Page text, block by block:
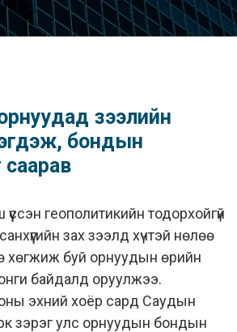
зээлийн
бондын
геополитикийн тодорхойгүй
зах зээлд хүчтэй нөлөө
хөгжиж буй орнуудын өрийн
байдалд оруулжээ.
эхний хоёр сард Саудын
зэрэг улс орнуудын бондын